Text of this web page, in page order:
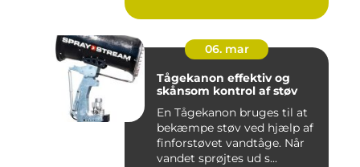
06. mar
Tågekanon effektiv og
skånsom kontrol af støv
En Tågekanon bruges til at
bekæmpe støv ved hjælp af
finforstøvet vandtåge. Når
vandet sprøjtes ud s...